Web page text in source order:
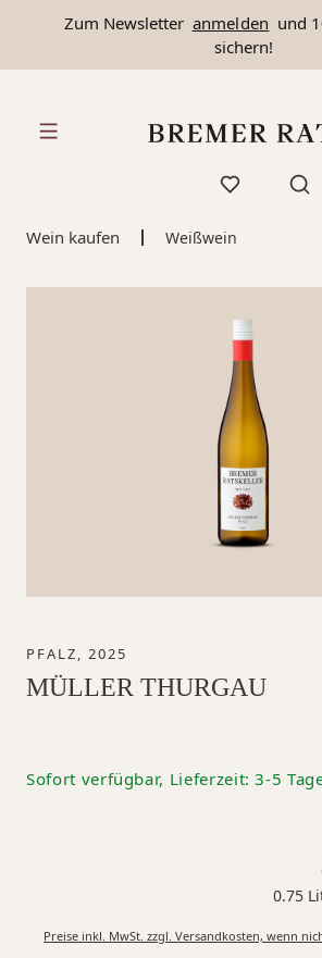
springen
Zum Newsletter anmelden und
sichern!
Wein kaufen Weißwein
PFALZ, 2025
MÜLLER THURGAU
Sofort verfügbar, Lieferzeit: 3-5
0.75
Preise inkl. MwSt. zzgl. Versandkosten, wenn